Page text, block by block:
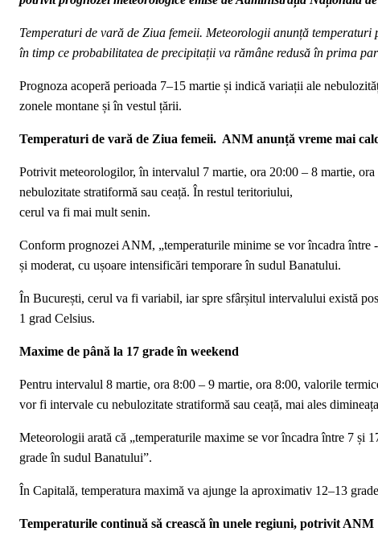
Temperaturi de vară de Ziua femeii. Meteorologii anunță
în timp ce probabilitatea de precipitații va rămâne redusă în prima
Prognoza acoperă perioada 7–15 martie și indică variații ale
zonele montane și în vestul țării.
Temperaturi de vară de Ziua femeii. ANM anunță vreme mai
Potrivit meteorologilor, în intervalul 7 martie, ora 20:00 – 8 martie,
nebulozitate stratiformă sau ceață. În restul teritoriului,
cerul va fi mai mult senin.
Conform prognozei ANM, „temperaturile minime se vor încadra
și moderat, cu ușoare intensificări temporare în sudul Banatului.
În București, cerul va fi variabil, iar spre sfârșitul intervalului există
1 grad Celsius.
Maxime de până la 17 grade în weekend
Pentru intervalul 8 martie, ora 8:00 – 9 martie, ora 8:00, valorile
vor fi intervale cu nebulozitate stratiformă sau ceață, mai ales
Meteorologii arată că „temperaturile maxime se vor încadra între 7 și
grade în sudul Banatului”.
În Capitală, temperatura maximă va ajunge la aproximativ 12–13
Temperaturile continuă să crească în unele regiuni, potrivit ANM